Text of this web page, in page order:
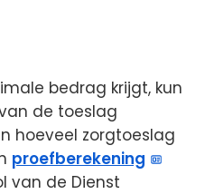
bedrag krijgt, kun
de toeslag
hoeveel zorgtoeslag
proefberekening
van de Dienst